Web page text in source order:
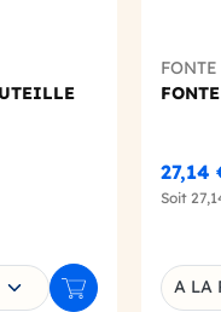
Ajouter au panier
FONTE
27,14
Soit
A LA